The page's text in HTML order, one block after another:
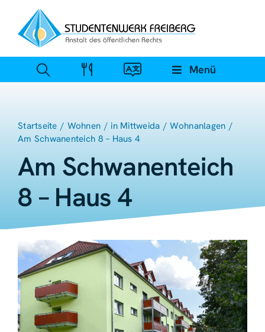
Inhalt
springen
Menü
Startseite Wohnen in Mittweida
Wohnanlagen
Am Schwanenteich 8 – Haus 4
Am Schwanenteich
8 – Haus 4